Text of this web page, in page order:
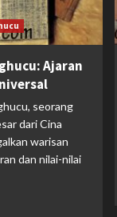
Ajaran
seorang
dari Cina
warisan
dan nilai-nilai